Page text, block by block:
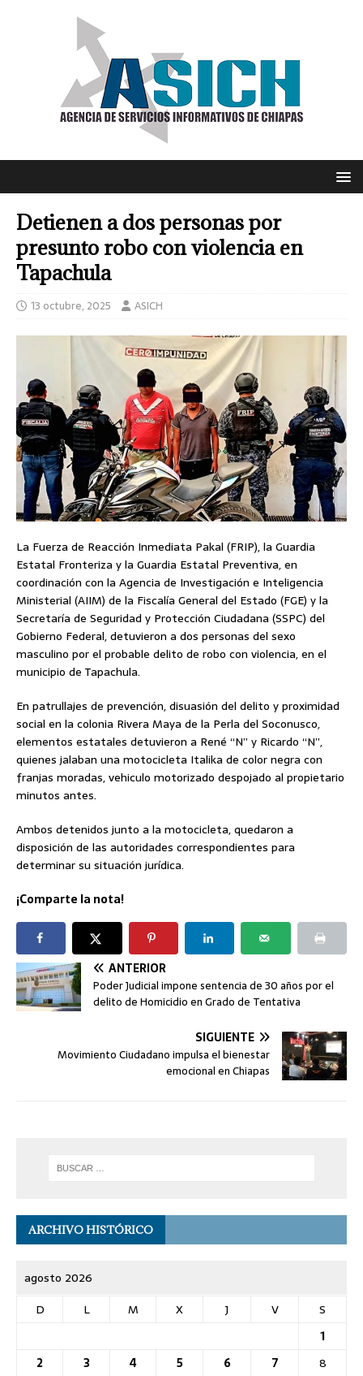
Detienen a dos personas por
presunto robo con violencia en
Tapachula
13 octubre, 2025 ASICH
La Fuerza de Reacción Inmediata Pakal (FRIP), la Guardia
Estatal Fronteriza y la Guardia Estatal Preventiva, en
coordinación con la Agencia de Investigación e Inteligencia
Ministerial (AIIM) de la Fiscalía General del Estado (FGE) y la
Secretaría de Seguridad y Protección Ciudadana (SSPC) del
Gobierno Federal, detuvieron a dos personas del sexo
masculino por el probable delito de robo con violencia, en el
municipio de Tapachula.
En patrullajes de prevención, disuasión del delito y proximidad
social en la colonia Rivera Maya de la Perla del Soconusco,
elementos estatales detuvieron a René “N” y Ricardo “N”,
quienes jalaban una motocicleta Italika de color negra con
franjas moradas, vehiculo motorizado despojado al propietario
minutos antes.
Ambos detenidos junto a la motocicleta, quedaron a
disposición de las autoridades correspondientes para
determinar su situación jurídica.
¡Comparte la nota!
ANTERIOR
Poder Judicial impone sentencia de 30 años por el
delito de Homicidio en Grado de Tentativa
SIGUIENTE
Movimiento Ciudadano impulsa el bienestar
emocional en Chiapas
ARCHIVO HISTÓRICO
agosto 2026
D
L M X J V
S
1
2
3 4 5 6 7
8